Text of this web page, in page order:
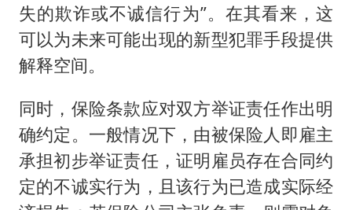
失的欺诈或不诚信行为”。在其看来，这
可以为未来可能出现的新型犯罪手段提供
解释空间。
同时，保险条款应对双方举证责任作出明
确约定。一般情况下，由被保险人即雇主
承担初步举证责任，证明雇员存在合同约
定的不诚实行为，且该行为已造成实际经